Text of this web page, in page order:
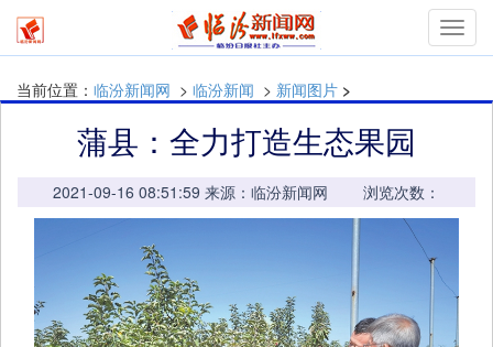
当前位置： 临汾新闻网 > 临汾新闻 > 新闻图片 >
蒲县：全力打造生态果园
2021-09-16 08:51:59 来源：临汾新闻网 浏览次数：